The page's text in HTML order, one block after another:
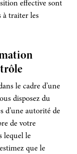
effective sont
à traiter les
le cadre d’une
disposez du
d’une autorité de
de votre
lequel le
que le